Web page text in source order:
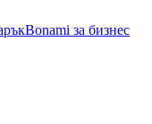
Bonami за бизнес